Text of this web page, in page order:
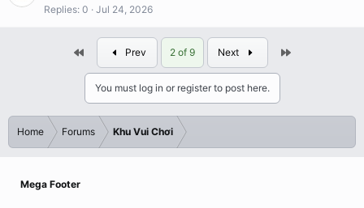
Replies 0 Jul 24, 2026
First Prev 2 of 9 Next
You must log in or register to post here.
Home Forums Khu Vui Chơi
Mega Footer